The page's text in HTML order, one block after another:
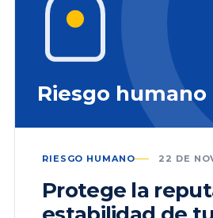
Riesgo humano
RIESGO HUMANO 22 DE
Protege la